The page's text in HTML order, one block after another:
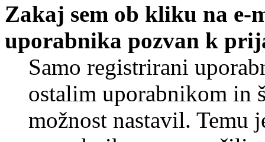
Zakaj sem ob kliku na e-
uporabnika pozvan k
Samo registrirani
ostalim uporabnikom in
možnost nastavil. Temu